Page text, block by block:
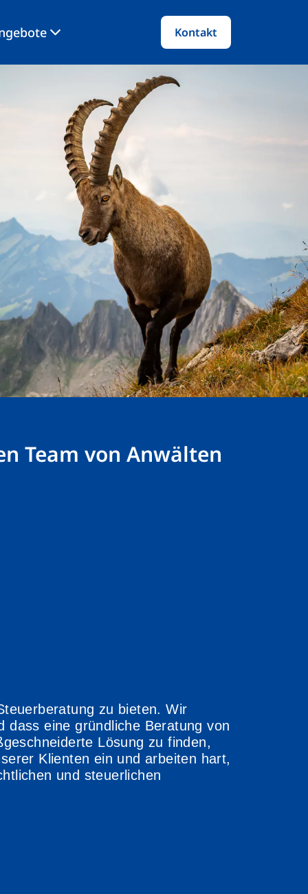
Kontakt
Team von Anwälten
zu bieten. Wir
dass eine gründliche Beratung von
Lösung zu finden,
Klienten ein und arbeiten hart,
und steuerlichen